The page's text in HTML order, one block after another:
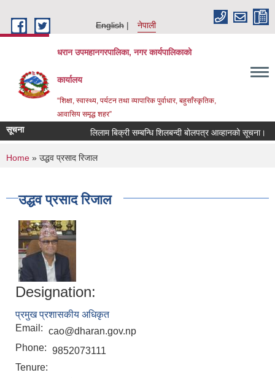
English
नेपाली
धरान उपमहानगरपालिका, नगर कार्यपालिकाको
कार्यालय
“शिक्षा, स्वास्थ्य, पर्यटन तथा व्यापारिक पुर्वाधार, बहुसाँस्कृतिक,
आवासिय समृद्ध शहर”
सूचना लिलाम बिक्री सम्बन्धि शिलबन्दी बोलपत्र आव्हानको सूचना।
You are here
Home » उद्धव प्रसाद रिजाल
उद्धव प्रसाद रिजाल
Designation:
प्रमुख प्रशासकीय अधिकृत
Email: cao@dharan.gov.np
Phone: 9852073111
Tenure: